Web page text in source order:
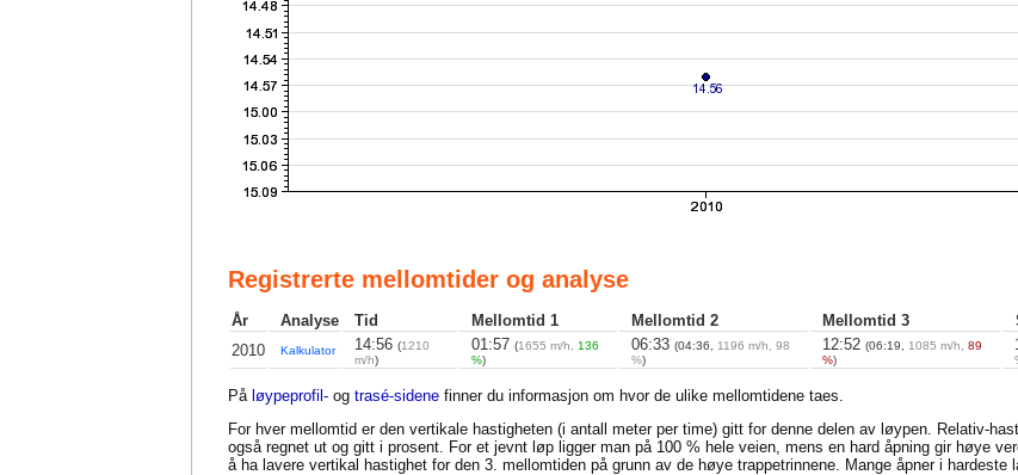
Registrerte mellomtider og analyse
År Analyse Tid Mellomtid 1 Mellomtid 2 Mellomtid 3
2010
Kalkulator 14:56 (1210
m/h)
01:57 (1655 m/h, 136
%)
06:33 (04:36, 1196 m/h, 98
%)
12:52 (06:19, 1085 m/h, 89
%)
På løypeprofil- og trasé-sidene finner du informasjon om hvor de ulike mellomtidene taes.
For hver mellomtid er den vertikale hastigheten (i antall meter per time) gitt for denne delen av løypen. Relativ-
også regnet ut og gitt i prosent. For et jevnt løp ligger man på 100 % hele veien, mens en hard åpning gir høye
å ha lavere vertikal hastighet for den 3. mellomtiden på grunn av de høye trappetrinnene. Mange åpner i hardeste